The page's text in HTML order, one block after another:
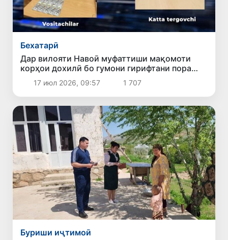
Бехатарӣ
Дар вилояти Навоӣ муфаттиши мақомоти
корҳои дохилӣ бо гумони гирифтани пора
боздошт шуд
17 июл 2026, 09:57 1 707
Буриши иҷтимоӣ